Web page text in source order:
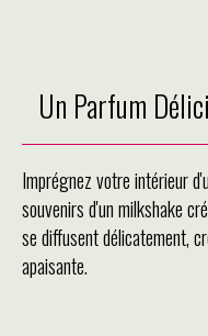
Un Parfum
Imprégnez votre intérieur
souvenirs d'un milkshake
se diffusent délicatement,
apaisante.